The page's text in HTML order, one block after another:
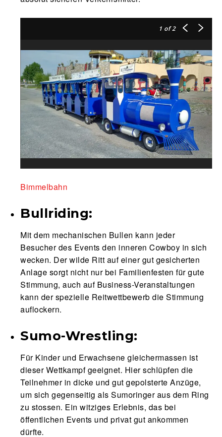
1 of 2
Bimmelbahn
Bullriding:
Mit dem mechanischen Bullen kann jeder
Besucher des Events den inneren Cowboy in sich
wecken. Der wilde Ritt auf einer gut gesicherten
Anlage sorgt nicht nur bei Familienfesten für gute
Stimmung, auch auf Business-Veranstaltungen
kann der spezielle Reitwettbewerb die Stimmung
auflockern.
Sumo-Wrestling:
Für Kinder und Erwachsene gleichermassen ist
dieser Wettkampf geeignet. Hier schlüpfen die
Teilnehmer in dicke und gut gepolsterte Anzüge,
um sich gegenseitig als Sumoringer aus dem Ring
zu stossen. Ein witziges Erlebnis, das bei
öffentlichen Events und privat gut ankommen
dürfte.